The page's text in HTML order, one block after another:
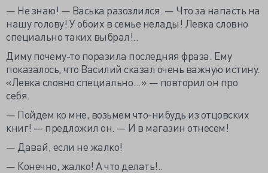
— Не знаю! — Васька разозлился. — Что за напасть на
нашу голову! У обоих в семье нелады! Левка словно
специально таких выбрал!..
Диму почему-то поразила последняя фраза. Ему
показалось, что Василий сказал очень важную истину.
«Левка словно специально...» — повторил он про
себя.
— Пойдем ко мне, возьмем что-нибудь из отцовских
книг! — предложил он. — И в магазин отнесем!
— Давай, если не жалко!
— Конечно, жалко! А что делать!..